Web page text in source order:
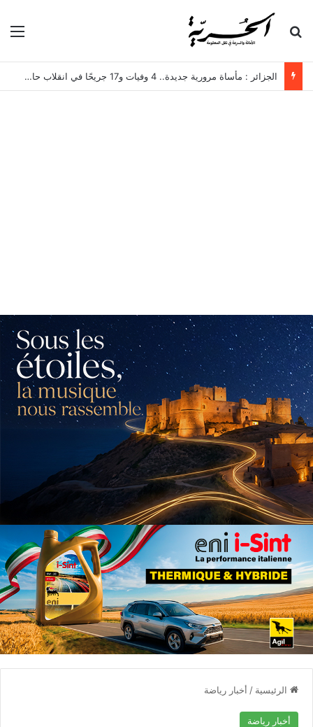
بحث عن
الجزائر : مأساة مرورية جديدة.. 4 وفيات و17 جريحًا في انقلاب حافلة لنقل العمال
الرئيسية / أخبار رياضة
أخبار رياضة